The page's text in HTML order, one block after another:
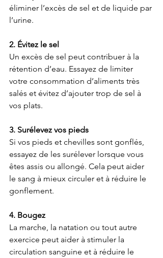
éliminer l’excès de sel et de liquide par
l’urine.
2. Évitez le sel
Un excès de sel peut contribuer à la
rétention d’eau. Essayez de limiter
votre consommation d’aliments très
salés et évitez d’ajouter trop de sel à
vos plats.
3. Surélevez vos pieds
Si vos pieds et chevilles sont gonflés,
essayez de les surélever lorsque vous
êtes assis ou allongé. Cela peut aider
le sang à mieux circuler et à réduire le
gonflement.
4. Bougez
La marche, la natation ou tout autre
exercice peut aider à stimuler la
circulation sanguine et à réduire le